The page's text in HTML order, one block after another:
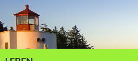
Inhalt
springen